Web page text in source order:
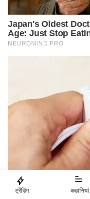
ट्रेंडिंग कहानियां